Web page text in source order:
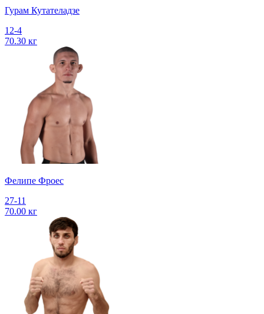
Гурам Кутателадзе
12-4
70.30 кг
Фелипе Фроес
27-11
70.00 кг